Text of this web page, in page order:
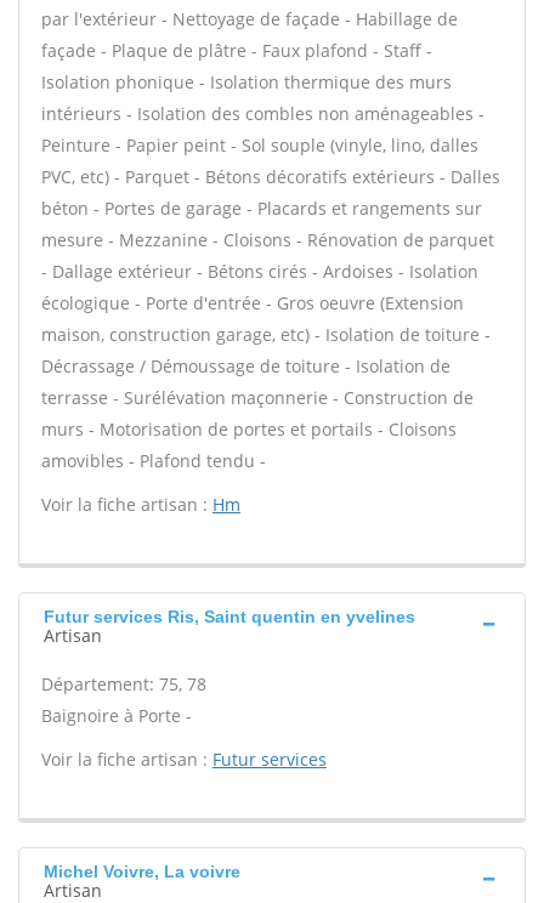
par l'extérieur - Nettoyage de façade - Habillage de
façade - Plaque de plâtre - Faux plafond - Staff -
Isolation phonique - Isolation thermique des murs
intérieurs - Isolation des combles non aménageables -
Peinture - Papier peint - Sol souple (vinyle, lino, dalles
PVC, etc) - Parquet - Bétons décoratifs extérieurs - Dalles
béton - Portes de garage - Placards et rangements sur
mesure - Mezzanine - Cloisons - Rénovation de parquet
- Dallage extérieur - Bétons cirés - Ardoises - Isolation
écologique - Porte d'entrée - Gros oeuvre (Extension
maison, construction garage, etc) - Isolation de toiture -
Décrassage / Démoussage de toiture - Isolation de
terrasse - Surélévation maçonnerie - Construction de
murs - Motorisation de portes et portails - Cloisons
amovibles - Plafond tendu -
Voir la fiche artisan : Hm
Futur services Ris, Saint quentin en yvelines
Artisan
Département: 75, 78
Baignoire à Porte -
Voir la fiche artisan : Futur services
Michel Voivre, La voivre
Artisan